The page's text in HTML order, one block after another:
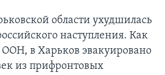
области ухудшилась
наступления. Как
ООН, в Харьков эвакуировано
из прифронтовых